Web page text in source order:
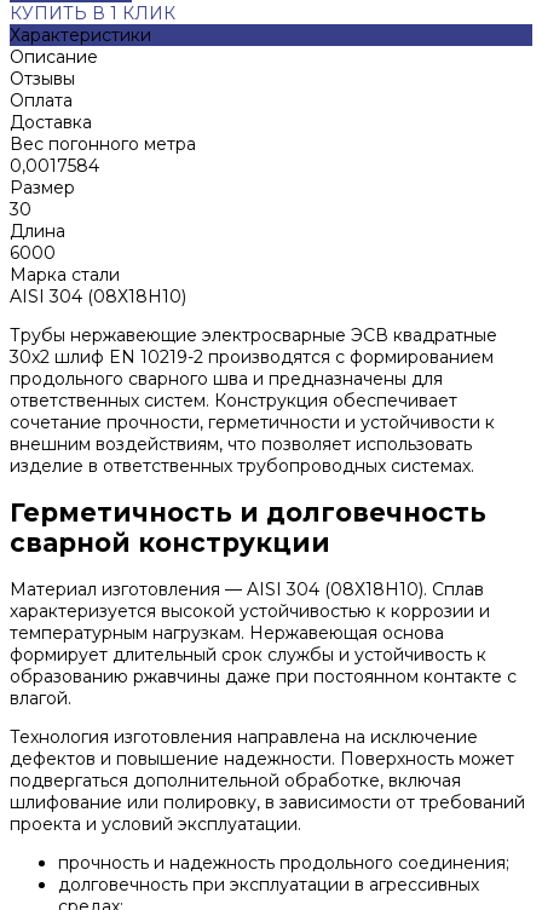
КУПИТЬ В 1 КЛИК
Характеристики
Описание
Отзывы
Оплата
Доставка
Вес погонного метра
0,0017584
Размер
30
Длина
6000
Марка стали
AISI 304 (08Х18Н10)
Трубы нержавеющие электросварные ЭСВ квадратные
30x2 шлиф EN 10219-2 производятся с формированием
продольного сварного шва и предназначены для
ответственных систем. Конструкция обеспечивает
сочетание прочности, герметичности и устойчивости к
внешним воздействиям, что позволяет использовать
изделие в ответственных трубопроводных системах.
Герметичность и долговечность
сварной конструкции
Материал изготовления — AISI 304 (08Х18Н10). Сплав
характеризуется высокой устойчивостью к коррозии и
температурным нагрузкам. Нержавеющая основа
формирует длительный срок службы и устойчивость к
образованию ржавчины даже при постоянном контакте с
влагой.
Технология изготовления направлена на исключение
дефектов и повышение надежности. Поверхность может
подвергаться дополнительной обработке, включая
шлифование или полировку, в зависимости от требований
проекта и условий эксплуатации.
прочность и надежность продольного соединения;
долговечность при эксплуатации в агрессивных